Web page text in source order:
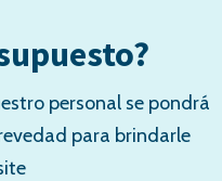
personal se pondrá
para brindarle